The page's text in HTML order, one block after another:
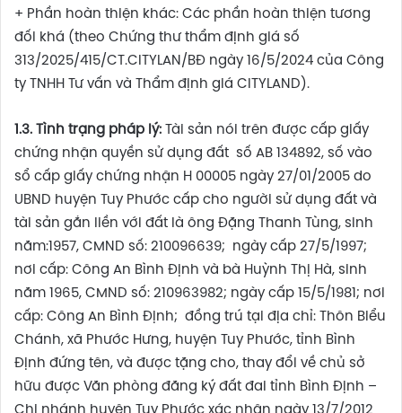
+ Phần hoàn thiện khác: Các phần hoàn thiện tương
đối khá (theo Chứng thư thẩm định giá số
313/2025/415/CT.CITYLAN/BĐ ngày 16/5/2024 của Công
ty TNHH Tư vấn và Thẩm định giá CITYLAND).
1.3. Tình trạng pháp lý: Tài sản nói trên được cấp giấy
chứng nhận quyền sử dụng đất số AB 134892, số vào
sổ cấp giấy chứng nhận H 00005 ngày 27/01/2005 do
UBND huyện Tuy Phước cấp cho người sử dụng đất và
tài sản gắn liền với đất là ông Đặng Thanh Tùng, sinh
năm:1957, CMND số: 210096639; ngày cấp 27/5/1997;
nơi cấp: Công An Bình Định và bà Huỳnh Thị Hà, sinh
năm 1965, CMND số: 210963982; ngày cấp 15/5/1981; nơi
cấp: Công An Bình Định; đồng trú tại địa chỉ: Thôn Biểu
Chánh, xã Phước Hưng, huyện Tuy Phước, tỉnh Bình
Định đứng tên, và được tặng cho, thay đổi về chủ sở
hữu được Văn phòng đăng ký đất đai tỉnh Bình Định –